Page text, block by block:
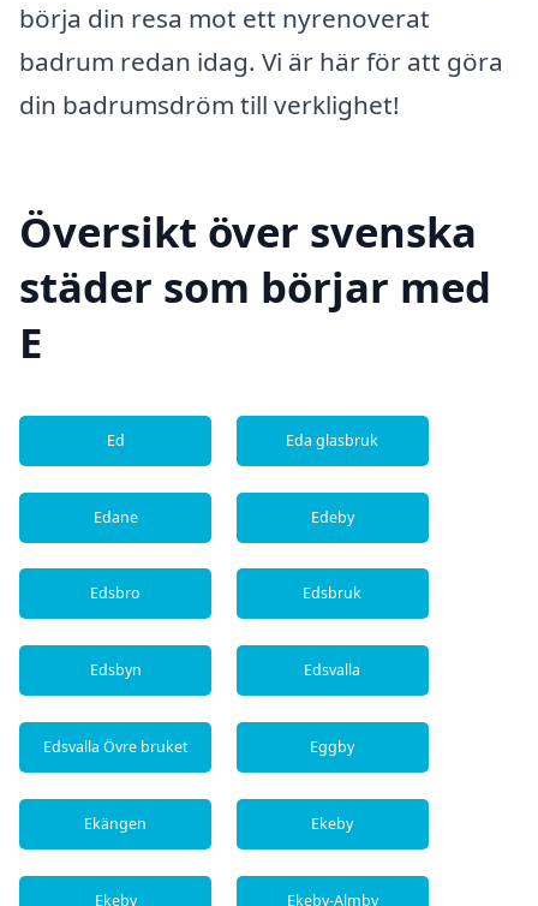
börja din resa mot ett nyrenoverat
badrum redan idag. Vi är här för att göra
din badrumsdröm till verklighet!
Översikt över svenska
städer som börjar med
E
Ed Eda glasbruk
Edane Edeby
Edsbro Edsbruk
Edsbyn Edsvalla
Edsvalla Övre bruket Eggby
Ekängen Ekeby
Ekeby Ekeby-Almby